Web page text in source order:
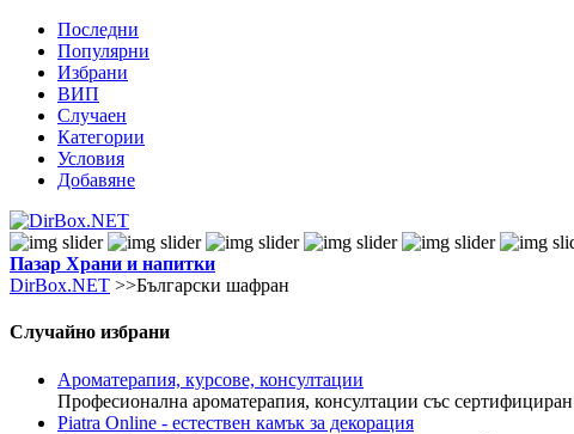
Последни
Популярни
Избрани
ВИП
Случаен
Категории
Условия
Добавяне
Пазар Храни и напитки
DirBox.NET >>Български шафран
Случайно избрани
Ароматерапия, курсове, консултации
Професионална ароматерапия, консултации със
Piatra Online - естествен камък за декорация